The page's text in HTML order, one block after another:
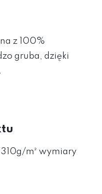
z 100%
gruba, dzięki
m² wymiary